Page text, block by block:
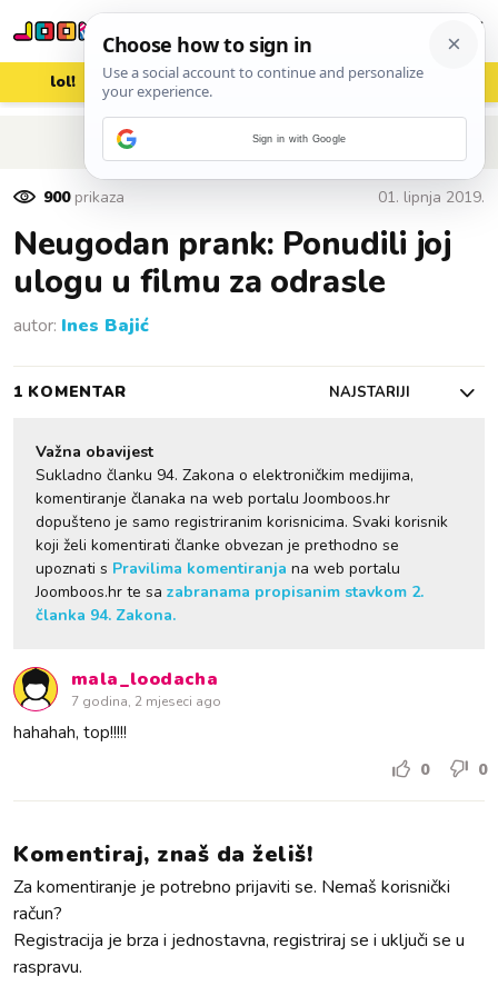
lol! aww vrh! woot?!
POVRATAK NA ČLANAK
900prikaza 01. lipnja 2019.
Neugodan prank: Ponudili joj
ulogu u filmu za odrasle
autor: Ines Bajić
1 KOMENTAR NAJSTARIJI
Važna obavijest
Sukladno članku 94. Zakona o elektroničkim medijima,
komentiranje članaka na web portalu Joomboos.hr
dopušteno je samo registriranim korisnicima. Svaki korisnik
koji želi komentirati članke obvezan je prethodno se
upoznati s Pravilima komentiranja na web portalu
Joomboos.hr te sa zabranama propisanim stavkom 2.
članka 94. Zakona.
mala_loodacha
7 godina, 2 mjeseci ago
hahahah, top!!!!!
0 0
Komentiraj, znaš da želiš!
Za komentiranje je potrebno prijaviti se. Nemaš korisnički
račun?
Registracija je brza i jednostavna, registriraj se i uključi se u
raspravu.
Sign in with Google